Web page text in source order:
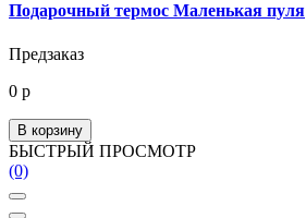
Подарочный термос Маленькая пуля
Предзаказ
0 р
В корзину
БЫСТРЫЙ ПРОСМОТР
(0)